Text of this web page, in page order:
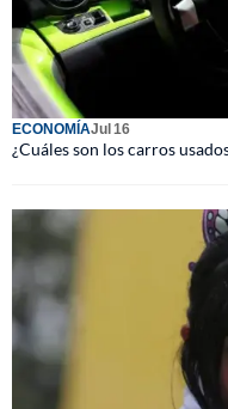
ECONOMÍAJul 16
¿Cuáles son los carros